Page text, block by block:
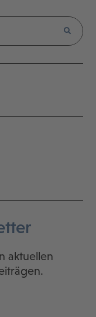
aktuellen